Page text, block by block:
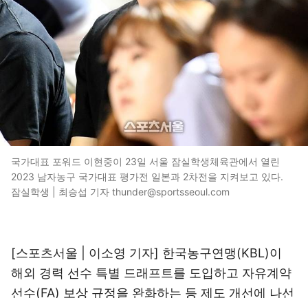
국가대표 포워드 이현중이 23일 서울 잠실학생체육관에서 열린
2023 남자농구 국가대표 평가전 일본과 2차전을 지켜보고 있다.
잠실학생 | 최승섭 기자 thunder@sportsseoul.com
[스포츠서울 | 이소영 기자] 한국농구연맹(KBL)이
해외 경력 선수 특별 드래프트를 도입하고 자유계약
선수(FA) 보상 규정을 완화하는 등 제도 개선에 나선